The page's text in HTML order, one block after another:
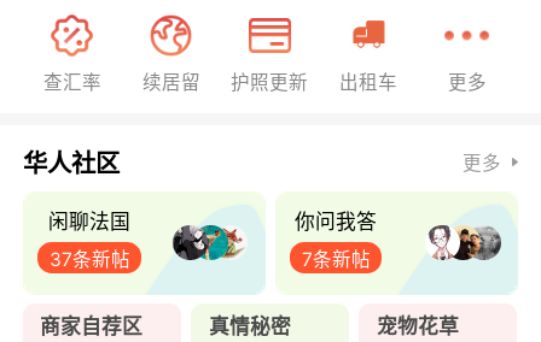
查汇率 续居留 护照更新 出租车 更多
华人社区 更多
闲聊法国
37条新帖
你问我答
7条新帖
商家自荐区 真情秘密 宠物花草